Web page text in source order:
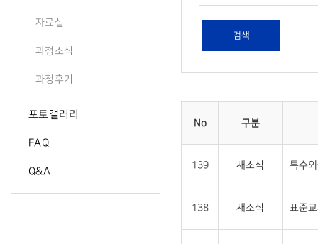
자료실
과정소식
과정후기
포토갤러리
FAQ
Q&A
검색
No 구분
139 새소식 특수
138 새소식 표준